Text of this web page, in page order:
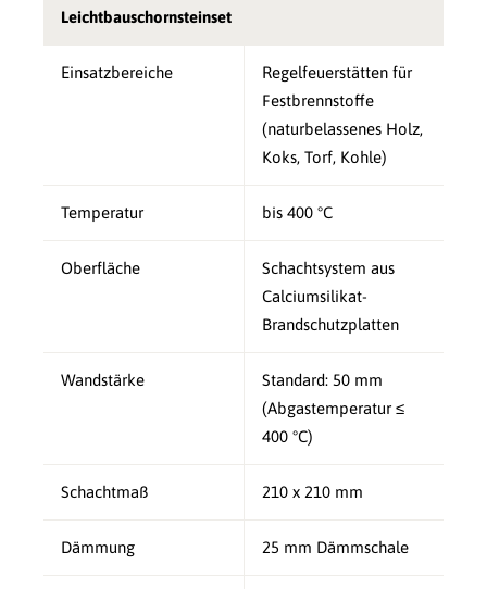
Leichtbauschornsteinset
Einsatzbereiche
Regelfeuerstätten für
Festbrennstoffe
(naturbelassenes Holz,
Koks, Torf, Kohle)
Temperatur bis 400 °C
Oberfläche
Schachtsystem aus
Calciumsilikat-
Brandschutzplatten
Wandstärke
Standard: 50 mm
(Abgastemperatur ≤
400 °C)
Schachtmaß 210 x 210 mm
Dämmung 25 mm Dämmschale